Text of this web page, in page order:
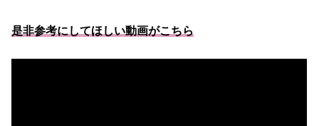
是非参考にしてほしい動画がこちら